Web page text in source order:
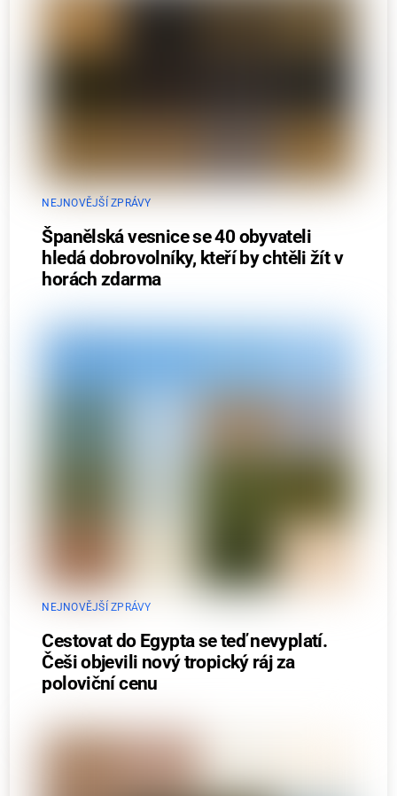
NEJNOVĚJŠÍ ZPRÁVY
Španělská vesnice se 40 obyvateli
hledá dobrovolníky, kteří by chtěli žít v
horách zdarma
NEJNOVĚJŠÍ ZPRÁVY
Cestovat do Egypta se teď nevyplatí.
Češi objevili nový tropický ráj za
poloviční cenu